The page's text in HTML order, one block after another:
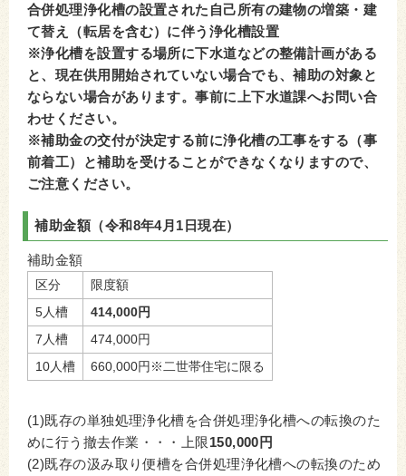
合併処理浄化槽の設置された自己所有の建物の増築・建
て替え（転居を含む）に伴う浄化槽設置
※浄化槽を設置する場所に下水道などの整備計画がある
と、現在供用開始されていない場合でも、補助の対象と
ならない場合があります。事前に上下水道課へお問い合
わせください。
※補助金の交付が決定する前に浄化槽の工事をする（事
前着工）と補助を受けることができなくなりますので、
ご注意ください。
補助金額（令和8年4月1日現在）
補助金額
区分
限度額
5人槽
414,000円
7人槽
474,000円
10人槽
660,000円※二世帯住宅に限る
(1)既存の単独処理浄化槽を合併処理浄化槽への転換のた
めに行う撤去作業・・・上限150,000円
(2)既存の汲み取り便槽を合併処理浄化槽への転換のため